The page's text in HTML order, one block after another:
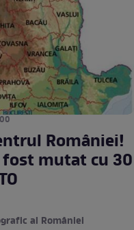
României!
mutat cu 30
al României